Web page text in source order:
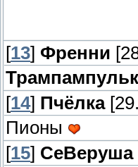
[13] Френни
[14] Пчёлка
Пионы
[15] СеВеруша